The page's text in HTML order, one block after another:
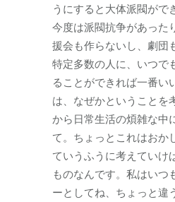
うにすると大体派閥がで
今度は派閥抗争があった
援会も作らないし、劇団
特定多数の人に、いつで
ることができれば一番い
は、なぜかということを
から日常生活の煩雑な中
て。ちょっとこれはおか
ていうふうに考えていけ
ものなんです。私はいつ
ーとしてね、ちょっと違